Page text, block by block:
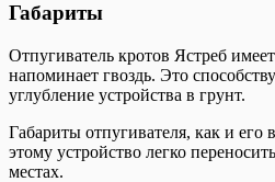
Габариты
Отпугиватель кротов Ястреб
напоминает гвоздь. Это
углубление устройства в грунт.
Габариты отпугивателя, как и его
этому устройство легко
местах.